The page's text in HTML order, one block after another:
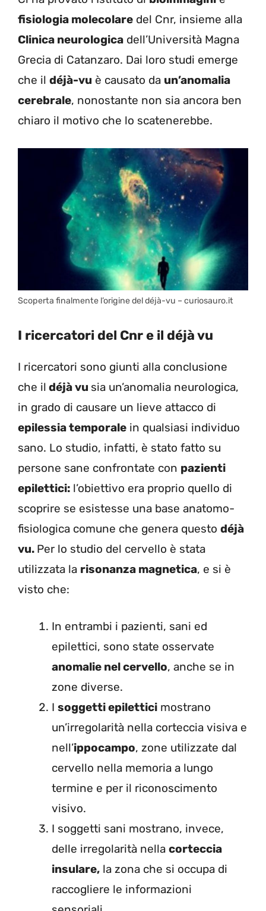
fisiologia molecolare del Cnr, insieme alla
Clinica neurologica dell’Università Magna
Grecia di Catanzaro. Dai loro studi emerge
che il déjà-vu è causato da un’anomalia
cerebrale, nonostante non sia ancora ben
chiaro il motivo che lo scatenerebbe.
Scoperta finalmente l’origine del déjà-vu – curiosauro.it
I ricercatori del Cnr e il déjà vu
I ricercatori sono giunti alla conclusione
che il déjà vu sia un’anomalia neurologica,
in grado di causare un lieve attacco di
epilessia temporale in qualsiasi individuo
sano. Lo studio, infatti, è stato fatto su
persone sane confrontate con pazienti
epilettici: l’obiettivo era proprio quello di
scoprire se esistesse una base anatomo-
fisiologica comune che genera questo déjà
vu. Per lo studio del cervello è stata
utilizzata la risonanza magnetica, e si è
visto che:
In entrambi i pazienti, sani ed
epilettici, sono state osservate
anomalie nel cervello, anche se in
zone diverse.
I soggetti epilettici mostrano
un’irregolarità nella corteccia visiva e
nell’ippocampo, zone utilizzate dal
cervello nella memoria a lungo
termine e per il riconoscimento
visivo.
I soggetti sani mostrano, invece,
delle irregolarità nella corteccia
insulare, la zona che si occupa di
raccogliere le informazioni